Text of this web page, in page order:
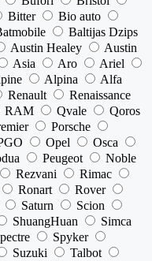
Bitter
Bio auto
Baltijas Dzips
Austin Healey
Austin
Asia Aro
Ariel
Alpina
Alfa
Renault
Renaissance
RAM Qvale
Qoros
Porsche
Opel
Osca
Peugeot
Noble
Rezvani
Rimac
Ronart
Rover
Saturn
Scion
ShuangHuan
Simca
Spyker
Suzuki
Talbot